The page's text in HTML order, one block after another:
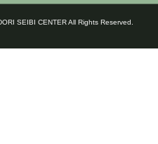
SEIBI CENTER All Rights Reserved.